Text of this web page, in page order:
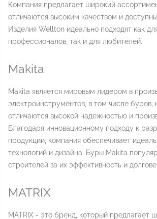
Компания предлагает широкий
отличаются высоким качеством и
Изделия Wellton идеально подходят как
профессионалов, так и для любителей.
Makita
Makita является мировым лидером в
электроинструментов, в том числе буров,
отличаются высокой надежностью и
Благодаря инновационному подходу к
продукции, компания обеспечивает
технологий и дизайна. Буры Makita
строителей за их эффективность и
MATRIX
MATRIX - это бренд, который предлагает